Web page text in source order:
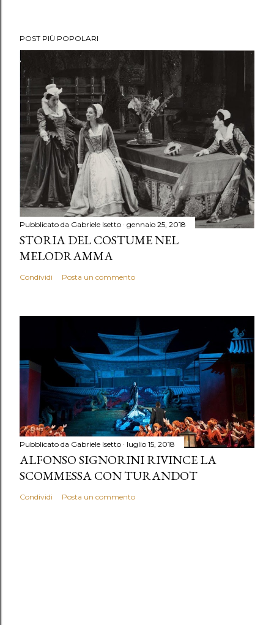
POST PIÙ POPOLARI
Pubblicato da Gabriele Isetto gennaio 25, 2018
STORIA DEL COSTUME NEL
MELODRAMMA
Condividi Posta un commento
Pubblicato da Gabriele Isetto luglio 15, 2018
ALFONSO SIGNORINI RIVINCE LA
SCOMMESSA CON TURANDOT
Condividi Posta un commento